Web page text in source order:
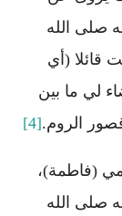
صلى الله
قائلا (أي
لي ما بين
الروم.[4]
(فاطمة)،
صلى الله